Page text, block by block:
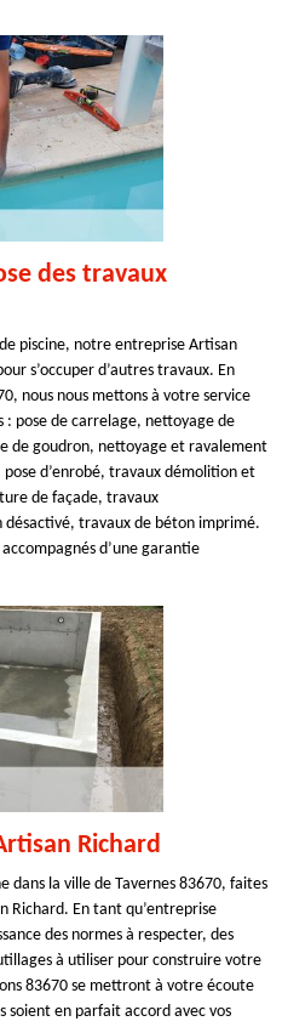
des travaux
piscine, notre entreprise Artisan
s’occuper d’autres travaux. En
nous nous mettons à votre service
: pose de carrelage, nettoyage de
de goudron, nettoyage et ravalement
d’enrobé, travaux démolition et
de façade, travaux
désactivé, travaux de béton imprimé.
d’une garantie
Richard
dans la ville de Tavernes 83670, faites
Richard. En tant qu’entreprise
des normes à respecter, des
à utiliser pour construire votre
83670 se mettront à votre écoute
en parfait accord avec vos